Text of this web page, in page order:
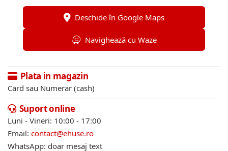
Deschide în Google Maps
Navighează cu Waze
Plata in magazin
Card sau Numerar (cash)
Suport online
Luni - Vineri: 10:00 - 17:00
Email: contact@ehuse.ro
WhatsApp: doar mesaj text